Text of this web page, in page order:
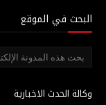
البحث في الموقع
وكالة الحدث الاخبارية